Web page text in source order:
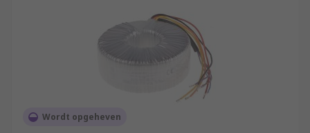
Wordt opgeheven